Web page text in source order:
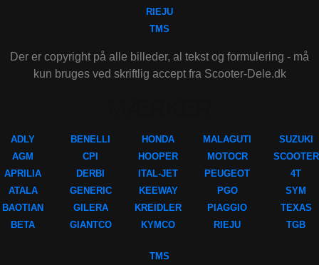
RIEJU
TMS
Der er copyright på alle billeder, al tekst og formulering - må
kun bruges ved skriftlig accept fra Scooter-Dele.dk
ADLY
AGM
APRILIA
ATALA
BAOTIAN
BETA
BENELLI
CPI
DERBI
GENERIC
GILERA
GIANTCO
HONDA
HOOPER
ITAL-JET
KEEWAY
KREIDLER
KYMCO
MALAGUTI
MOTOCR
PEUGEOT
PGO
PIAGGIO
RIEJU
SUZUKI
SCOOTER
4T
SYM
TEXAS
TGB
TMS